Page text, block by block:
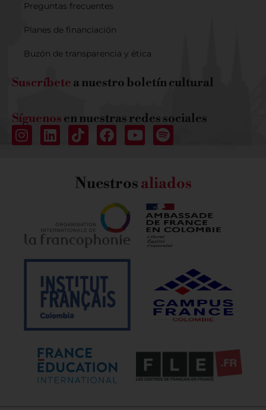
Preguntas frecuentes
Planes de financiación
Buzón de transparencia y ética
Suscríbete a nuestro boletín cultural
Síguenos en nuestras redes sociales
Nuestrosaliados